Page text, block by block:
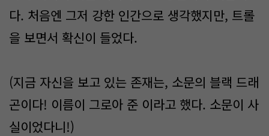
다. 처음엔 그저 강한 인간으로 생각했지만, 트롤
을 보면서 확신이 들었다.
(지금 자신을 보고 있는 존재는, 소문의 블랙 드래
곤이다! 이름이 그로아 준 이라고 했다. 소문이 사
실이었다니!)